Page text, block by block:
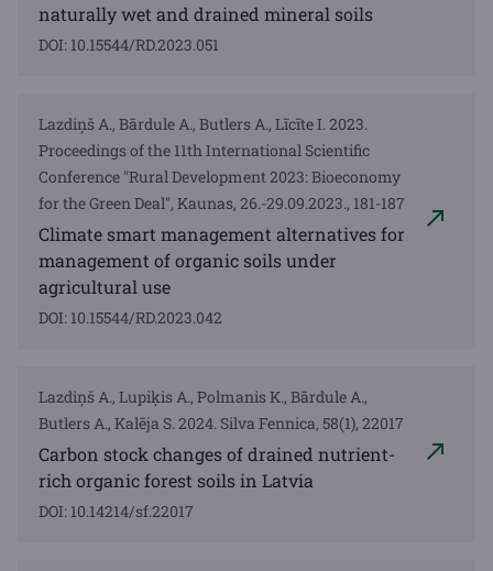
naturally wet and drained mineral soils
DOI: 10.15544/RD.2023.051
Lazdiņš A., Bārdule A., Butlers A., Līcīte I. 2023.
Proceedings of the 11th International Scientific
Conference "Rural Development 2023: Bioeconomy
for the Green Deal", Kaunas, 26.-29.09.2023., 181-187
Climate smart management alternatives for
management of organic soils under
agricultural use
DOI: 10.15544/RD.2023.042
Lazdiņš A., Lupiķis A., Polmanis K., Bārdule A.,
Butlers A., Kalēja S. 2024. Silva Fennica, 58(1), 22017
Carbon stock changes of drained nutrient-
rich organic forest soils in Latvia
DOI: 10.14214/sf.22017